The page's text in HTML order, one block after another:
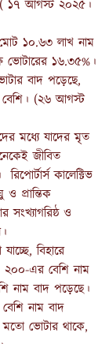
( ১৭ আগস্ট ২০২৫।
১০.৬৩ লাখ নাম
ভোটারের ১৬.৩৫%।
বাদ পড়েছে,
বেশি। (২৬ আগস্ট
মধ্যে যাদের মৃত
জীবিত
কালেক্টিভ
ও প্রান্তিক
সংখ্যাগরিষ্ঠ ও
বিহারে
এর বেশি নাম
নাম বাদ পড়েছে।
নাম বাদ
ভোটার থাকে,